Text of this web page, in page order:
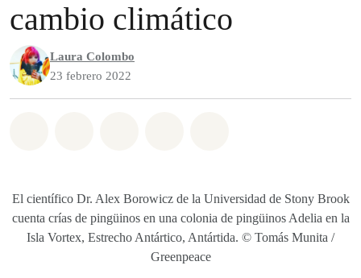
cambio climático
Laura Colombo
23 febrero 2022
El científico Dr. Alex Borowicz de la Universidad de Stony Brook
cuenta crías de pingüinos en una colonia de pingüinos Adelia en la
Isla Vortex, Estrecho Antártico, Antártida. © Tomás Munita /
Greenpeace